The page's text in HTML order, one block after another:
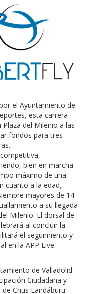
el Ayuntamiento de
esta carrera
del Milenio a las
fondos para tres
competitiva,
bien en marcha
máximo de una
cuanto a la edad,
mayores de 14
a su llegada
Milenio. El dorsal de
al concluir la
el seguimiento y
en la APP Live
de Valladolid
Ciudadana y
Chus Landáburu